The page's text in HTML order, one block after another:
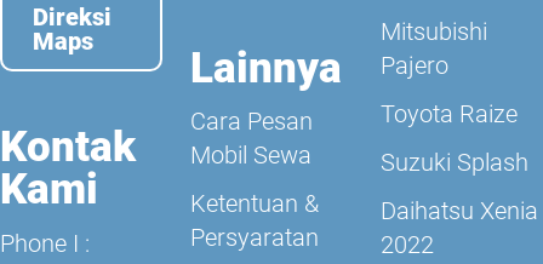
Direksi
Maps
Kontak
Kami
Phone I :
Lainnya
Cara Pesan
Mobil Sewa
Ketentuan &
Persyaratan
Mitsubishi
Pajero
Toyota Raize
Suzuki Splash
Daihatsu Xenia
2022